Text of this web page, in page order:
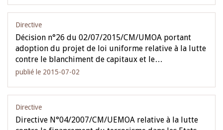
Directive
Décision n°26 du 02/07/2015/CM/UMOA portant
adoption du projet de loi uniforme relative à la lutte
contre le blanchiment de capitaux et le…
publié le 2015-07-02
Directive
Directive N°04/2007/CM/UEMOA relative à la lutte